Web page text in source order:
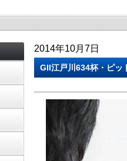
2014年10月7日
GII江戸川634杯・ピッ